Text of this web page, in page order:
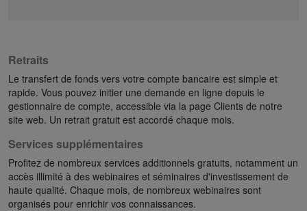
Retraits
Le transfert de fonds vers votre compte bancaire est simple et
rapide. Vous pouvez initier une demande en ligne depuis le
gestionnaire de compte, accessible via la page Clients de notre
site web. Un retrait gratuit est accordé chaque mois.
Services supplémentaires
Profitez de nombreux services additionnels gratuits, notamment un
accès illimité à des webinaires et séminaires d'investissement de
haute qualité. Chaque mois, de nombreux webinaires sont
organisés pour enrichir vos connaissances.